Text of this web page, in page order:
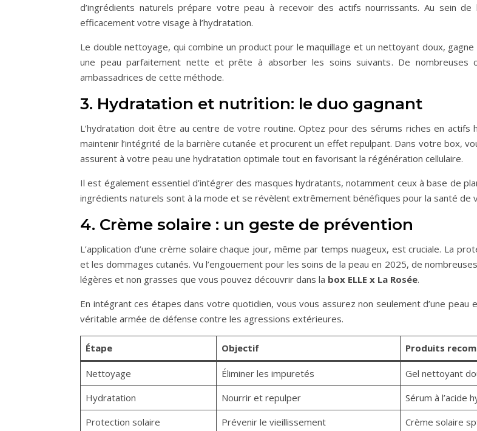
d’ingrédients naturels prépare votre peau à recevoir des actifs nourrissants. Au sein
efficacement votre visage à l’hydratation.
Le double nettoyage, qui combine un product pour le maquillage et un nettoyant doux,
une peau parfaitement nette et prête à absorber les soins suivants. De nombreuses
ambassadrices de cette méthode.
3. Hydratation et nutrition: le duo gagnant
L’hydratation doit être au centre de votre routine. Optez pour des sérums riches en actifs
maintenir l’intégrité de la barrière cutanée et procurent un effet repulpant. Dans votre box,
assurent à votre peau une hydratation optimale tout en favorisant la régénération cellulaire.
Il est également essentiel d’intégrer des masques hydratants, notamment ceux à base de
ingrédients naturels sont à la mode et se révèlent extrêmement bénéfiques pour la santé de
4. Crème solaire : un geste de prévention
L’application d’une crème solaire chaque jour, même par temps nuageux, est cruciale. La
et les dommages cutanés. Vu l’engouement pour les soins de la peau en 2025, de
légères et non grasses que vous pouvez découvrir dans la box ELLE x La Rosée.
En intégrant ces étapes dans votre quotidien, vous vous assurez non seulement d’une
véritable armée de défense contre les agressions extérieures.
Étape Objectif Produits
Nettoyage Éliminer les impuretés
Gel nettoyant
Hydratation
Nourrir et repulper
Sérum à l’acide
Protection solaire
Prévenir le vieillissement Crème solaire